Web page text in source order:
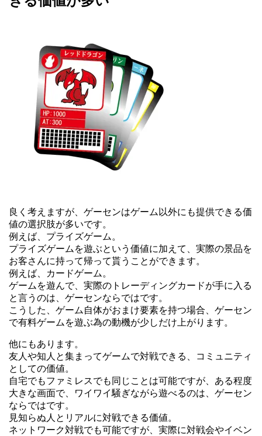
良く考えますが、ゲーセンはゲーム以外にも提供できる価
値の選択肢が多いです。
例えば、プライズゲーム。
プライズゲームを遊ぶという価値に加えて、実際の景品を
お客さんに持って帰って貰うことができます。
例えば、カードゲーム。
ゲームを遊んで、実際のトレーディングカードが手に入る
と言うのは、ゲーセンならではです。
こうした、ゲーム自体がおまけ要素を持つ場合、ゲーセン
で有料ゲームを遊ぶ為の動機が少しだけ上がります。
他にもあります。
友人や知人と集まってゲームで対戦できる、コミュニティ
としての価値。
自宅でもファミレスでも同じことは可能ですが、ある程度
大きな画面で、ワイワイ騒ぎながら遊べるのは、ゲーセン
ならではです。
見知らぬ人とリアルに対戦できる価値。
ネットワーク対戦でも可能ですが、実際に対戦会やイベン